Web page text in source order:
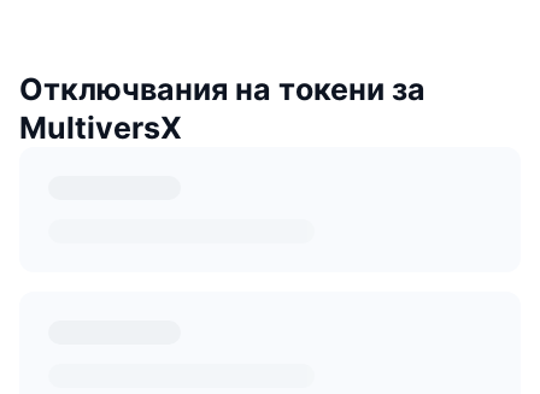
Отключвания на токени за
MultiversX